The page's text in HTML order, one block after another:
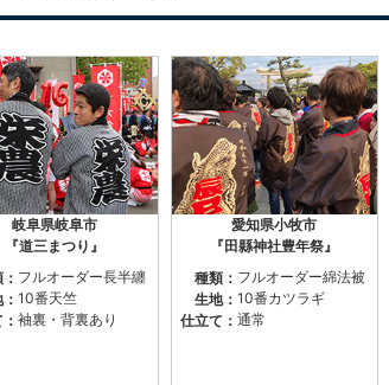
岐阜県岐阜市
『道三まつり』
フルオーダー長半纏
：10番天竺
：袖裏・背裏あり
愛知県小牧市
『田縣神社豊年祭』
種類： フルオーダー綿法被
生地：10番カツラギ
仕立て：通常